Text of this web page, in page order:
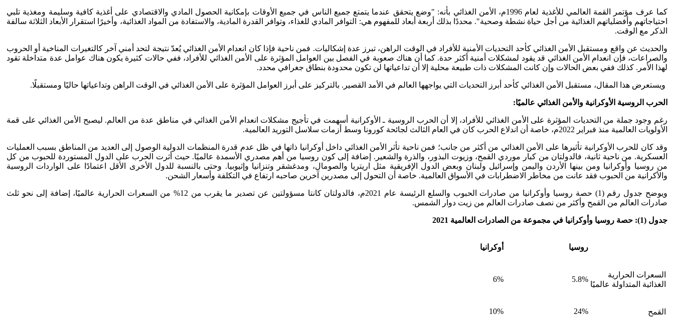
كما عرف مؤتمر القمة العالمي للأغذية لعام 1996م، الأمن الغذائي بأنه: "وضع يتحقق عندما يتمتع جميع الناس في جميع الأوقات بإمكانية الحصول المادي والاقتصادي على أغذية كافية وسليمة ومغذية تلبي
احتياجاتهم وأفضلياتهم الغذائية من أجل حياة نشطة وصحية". محددًا بذلك أربعة أبعاد للمفهوم هي: التوافر المادي للغذاء، وتوافر القدرة المادية، والاستفادة من المواد الغذائية، وأخيرًا استقرار الأبعاد الثلاثة سالفة
الذكر مع الوقت.
والحديث عن واقع ومستقبل الأمن الغذائي كأحد التحديات الأمنية للأفراد في الوقت الراهن، تبرز عدة إشكاليات. فمن ناحية فإذا كان انعدام الأمن الغذائي يُعدّ نتيجة لتحد أمني آخر كالتغيرات المناخية أو الحروب
والصراعات، فإن انعدام الأمن الغذائي قد يقود لمشكلات أمنية أكثر حدة. كما أن هناك صعوبة في الفصل بين العوامل المؤثرة على الأمن الغذائي للأفراد، ففي حالات كثيرة يكون هناك عوامل عدة متداخلة تقود
لهذا الأمر. كذلك ففي بعض الحالات وإن كانت المشكلات ذات طبيعة محلية إلا أن تداعياتها لن تكون محدودة بنطاق جغرافي محدد.
ويستعرض هذا المقال، مستقبل الأمن الغذائي كأحد أبرز التحديات التي يواجهها العالم في الأمد القصير. بالتركيز على أبرز العوامل المؤثرة على الأمن الغذائي في الوقت الراهن وتداعياتها حاليًا ومستقبلًا.
الحرب الروسية الأوكرانية والأمن الغذائي عالميًا:
رغم وجود جملة من التحديات المؤثرة على الأمن الغذائي للأفراد، إلا أن الحرب الروسية ـ الأوكرانية أسهمت في تأجيج مشكلات انعدام الأمن الغذائي في مناطق عدة من العالم. ليصبح الأمن الغذائي على قمة
الأولويات العالمية منذ فبراير 2022م، خاصة أن اندلاع الحرب كان في العام الثالث لجائحة كورونا وسط أزمات سلاسل التوريد العالمية.
وقد كان للحرب الأوكرانية تأثيرها على الأمن الغذائي من أكثر من جانب؛ فمن ناحية تأثر الأمن الغذائي داخل أوكرانيا ذاتها في ظل عدم قدرة المنظمات الدولية الوصول إلى العديد من المناطق بسبب العمليات
العسكرية. من ناحية ثانية، فالدولتان من كبار موردي القمح، وزيوت البذور، والذرة والشعير. إضافة إلى كون روسيا من أهم مصدري الأسمدة عالميًا. حيث أثرت الحرب على الدول المستوردة للحبوب من كل
من روسيا وأوكرانيا ومن بينها الأردن واليمن وإسرائيل ولبنان وبعض الدول الإفريقية مثل اريتريا والصومال، ومدغشقر وتنزانيا وإثيوبيا. وحتى بالنسبة للدول الأخرى الأقل اعتمادًا على الواردات الروسية
والأكرانية من الحبوب فقد عانت من مخاطر الاضطرابات في الأسواق العالمية. خاصة أن التحول إلى مصدرين آخرين صاحبه ارتفاع في التكلفة وأسعار الشحن.
ويوضح جدول رقم (1) حصة روسيا وأوكرانيا من صادرات الحبوب والسلع الرئيسة عام 2021م، فالدولتان كانتا مسؤولتين عن تصدير ما يقرب من 12% من السعرات الحرارية عالميًا، إضافة إلى نحو ثلث
صادرات العالم من القمح وأكثر من نصف صادرات العالم من زيت دوار الشمس.
جدول (1): حصة روسيا وأوكرانيا في مجموعة من الصادرات العالمية 2021
روسيا أوكرانيا
السعرات الحرارية
الغذائية المتداولة عالميًا
5.8%
6%
القمح 24%
10%